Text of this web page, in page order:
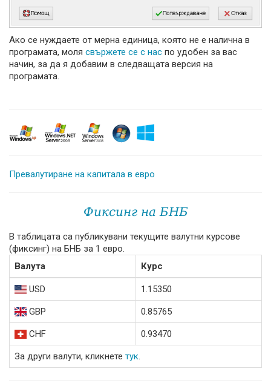
Ако се нуждаете от мерна единица, която не е налична в
програмата, моля свържете се с нас по удобен за вас
начин, за да я добавим в следващата версия на
програмата.
Превалутиране на капитала в евро
Фиксинг на БНБ
В таблицата са публикувани текущите валутни курсове
(фиксинг) на БНБ за 1 евро.
Валута
Курс
USD 1.15350
GBP 0.85765
CHF 0.93470
За други валути, кликнете тук.